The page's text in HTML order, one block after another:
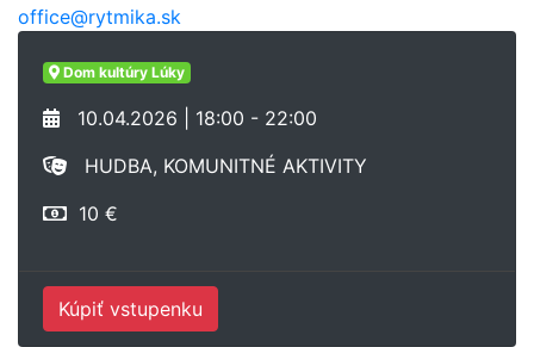
office@rytmika.sk
Dom kultúry Lúky
10.04.2026 | 18:00 - 22:00
HUDBA, KOMUNITNÉ AKTIVITY
10 €
Kúpiť vstupenku